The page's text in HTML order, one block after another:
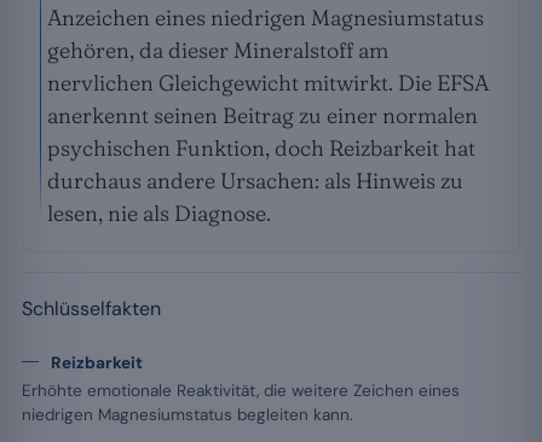
Anzeichen eines niedrigen Magnesiumstatus
gehören, da dieser Mineralstoff am
nervlichen Gleichgewicht mitwirkt. Die EFSA
anerkennt seinen Beitrag zu einer normalen
psychischen Funktion, doch Reizbarkeit hat
durchaus andere Ursachen: als Hinweis zu
lesen, nie als Diagnose.
Schlüsselfakten
Reizbarkeit
Erhöhte emotionale Reaktivität, die weitere Zeichen eines
niedrigen Magnesiumstatus begleiten kann.